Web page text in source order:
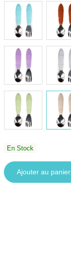
En Stock
Ajouter au panier